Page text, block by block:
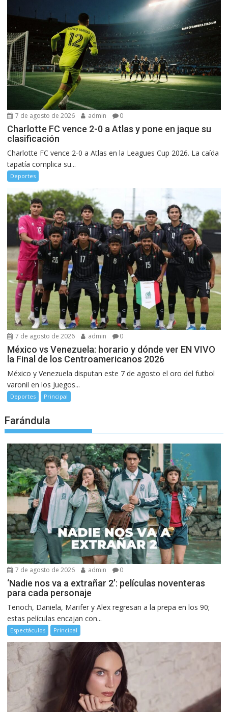
7 de agosto de 2026 admin 0
Charlotte FC vence 2-0 a Atlas y pone en jaque su
clasificación
Charlotte FC vence 2-0 a Atlas en la Leagues Cup 2026. La caída
tapatía complica su...
Deportes
7 de agosto de 2026 admin 0
México vs Venezuela: horario y dónde ver EN VIVO
la Final de los Centroamericanos 2026
México y Venezuela disputan este 7 de agosto el oro del futbol
varonil en los Juegos...
Deportes Principal
Farándula
7 de agosto de 2026 admin 0
‘Nadie nos va a extrañar 2’: películas noventeras
para cada personaje
Tenoch, Daniela, Marifer y Alex regresan a la prepa en los 90;
estas películas encajan con...
Espectáculos Principal